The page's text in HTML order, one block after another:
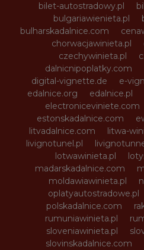
bilet-autostradowy.pl
bulgariawienieta.pl
bulharskadalnice.com
chorwacjawinieta.pl
czechywinieta.pl
dalnicnipoplatky.com
digital-vignette.de
e-
edalnice.org
edalnice.pl
electroniceviniete.com
estonskadalnice.com
litvadalnice.com
litwa-
livignotunel.pl
lotwawinieta.pl
madarskadalnice.com
moldawiawinieta.pl
oplatyautostradowe.pl
polskadalnice.com
rumuniawinieta.pl
sloveniawinieta.pl
slovinskadalnice.com